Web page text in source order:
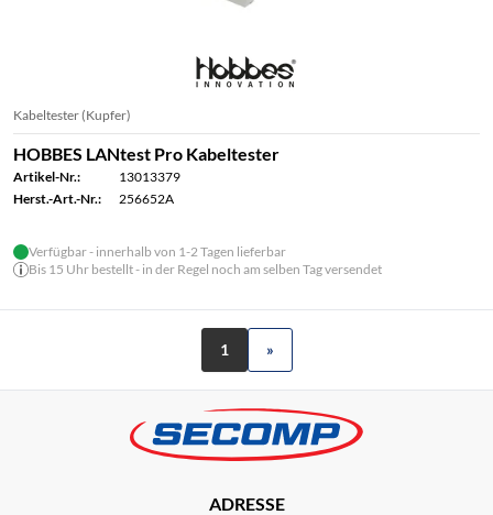
Kabeltester (Kupfer)
HOBBES LANtest Pro Kabeltester
Artikel-Nr.:
13013379
Herst.-Art.-Nr.:
256652A
Verfügbar - innerhalb von 1-2 Tagen lieferbar
Bis 15 Uhr bestellt - in der Regel noch am selben Tag versendet
1 »
ADRESSE